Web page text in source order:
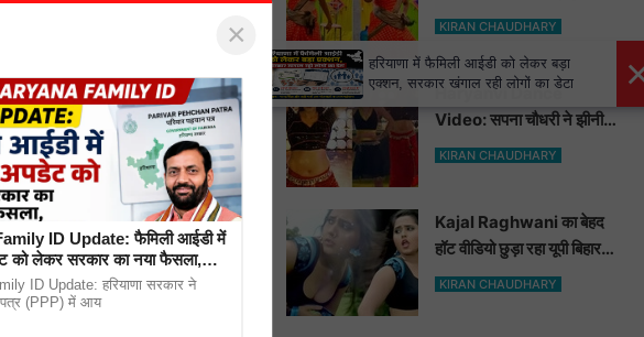
मटकाई कमर देख भोजपुरी
KIRAN CHAUDHARY
Haryanvi Dance
Video: सपना चौधरी ने झीनी
कुर्ती में जोबन हिलाकर कुँवारों को
KIRAN CHAUDHARY
Kajal Raghwani का बेहद
हॉट वीडियो छुड़ा रहा यूपी बिहार
वालों के पसीने, वीडियो देख आप
KIRAN CHAUDHARY
×
हरियाणा में फैमिली आईडी को लेकर बड़ा
एक्शन, सरकार खंगाल रही लोगों का डेटा
×
ID Update: फैमिली आईडी में
को लेकर सरकार का नया फैसला,
राहत
ID Update: हरियाणा सरकार ने
पत्र (PPP) में आय